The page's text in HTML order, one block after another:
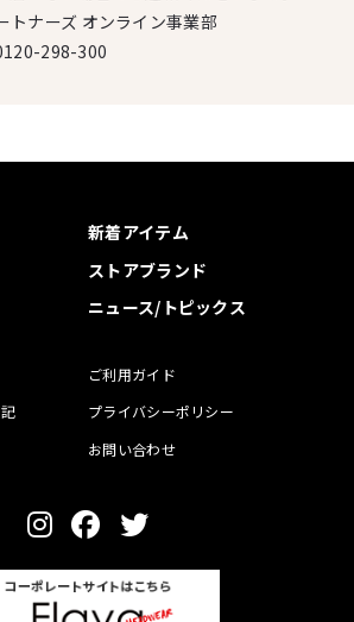
ナーズ オンライン事業部
298-300
新着アイテム
ストアブランド
ニュース/トピックス
ご利用ガイド
プライバシーポリシー
お問い合わせ